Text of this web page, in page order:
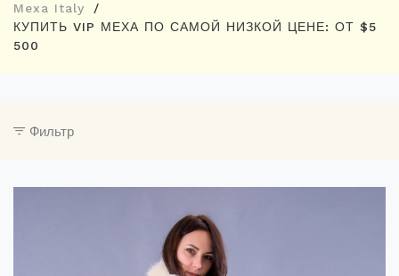
Mexa Italy
КУПИТЬ VIP МЕХА ПО САМОЙ НИЗКОЙ ЦЕНЕ: ОТ $5
500
Фильтр